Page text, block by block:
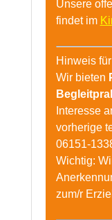
Unsere
findet im
Hinweis
Wir bieten
Interesse
vorherige
06151-
Wichtig:
zum/r